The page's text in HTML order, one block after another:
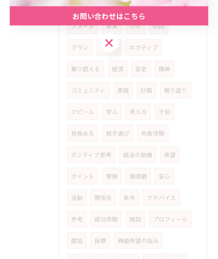
生き方 優先 順位 喜び 動機
スタート 事実 カギ 初回
プラン 予想外 ネガティブ
乗り超える 経済 安定 精神
コミュニティ 実践 計画 振り返り
アピール 学ぶ 考え方 子供
見極める 相手選び 失敗体験
ポジティブ思考 婚活の動機 希望
ポイント 家族 価値観 安心
活動 関係性 条件 アドバイス
参考 成功体験 相談 プロフィール
面談 目標 再婚希望の悩み
お問い合わせはこちら
お問い合わせはこちら